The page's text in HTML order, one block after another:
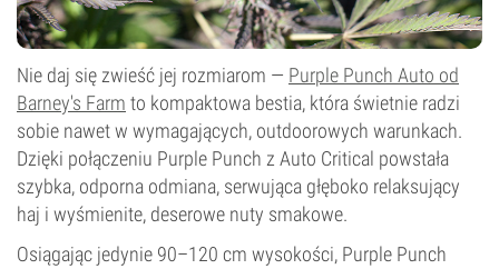
Nie daj się zwieść jej rozmiarom — Purple Punch Auto od
Barney's Farm to kompaktowa bestia, która świetnie radzi
sobie nawet w wymagających, outdoorowych warunkach.
Dzięki połączeniu Purple Punch z Auto Critical powstała
szybka, odporna odmiana, serwująca głęboko relaksujący
haj i wyśmienite, deserowe nuty smakowe.
Osiągając jedynie 90–120 cm wysokości, Purple Punch